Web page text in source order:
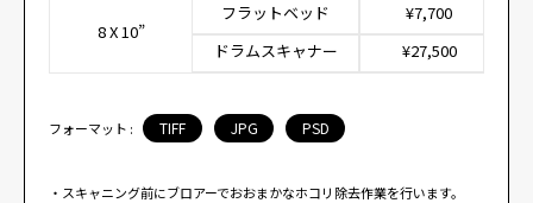
8 X 10”
フラットベッド
¥7,700
ドラムスキャナー
¥27,500
フォーマット : TIFF JPG PSD
・スキャニング前にブロアーでおおまかなホコリ除去作業を行います。